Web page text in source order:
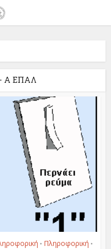
Α ΕΠΑΛ
• Πληροφορική •